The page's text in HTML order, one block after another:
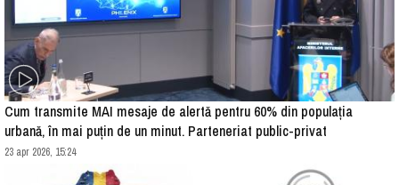
Cum transmite MAI mesaje de alertă pentru 60% din populația
urbană, în mai puțin de un minut. Parteneriat public-privat
23 apr 2026, 15:24